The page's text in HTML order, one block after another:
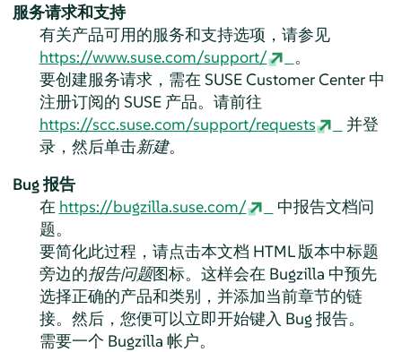
服务请求和支持
有关产品可用的服务和支持选项，请参见
https://www.suse.com/support/
。
要创建服务请求，需在 SUSE Customer Center 中
注册订阅的 SUSE 产品。请前往
https://scc.suse.com/support/requests
并登
录，然后单击新建。
Bug 报告
在 https://bugzilla.suse.com/
中报告文档问
题。
要简化此过程，请点击本文档 HTML 版本中标题
旁边的报告问题图标。这样会在 Bugzilla 中预先
选择正确的产品和类别，并添加当前章节的链
接。然后，您便可以立即开始键入 Bug 报告。
需要一个 Bugzilla 帐户。